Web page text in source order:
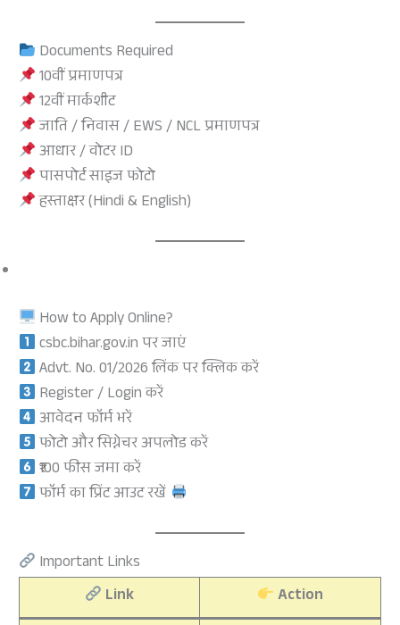
Documents Required
10वीं प्रमाणपत्र
12वीं मार्कशीट
जाति / निवास / EWS / NCL प्रमाणपत्र
आधार / वोटर ID
पासपोर्ट साइज फोटो
हस्ताक्षर (Hindi & English)
How to Apply Online?
csbc.bihar.gov.in पर जाएं
Advt. No. 01/2026 लिंक पर क्लिक करें
Register / Login करें
आवेदन फॉर्म भरें
फोटो और सिग्नेचर अपलोड करें
₹100 फीस जमा करें
फॉर्म का प्रिंट आउट रखें
Important Links
Link
Action